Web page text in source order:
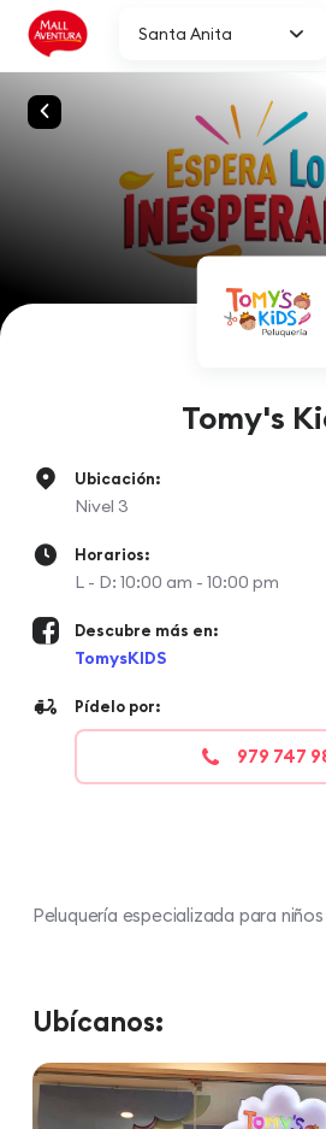
Santa Anita
Tomy's
Ubicación:
Nivel 3
Horarios:
L - D: 10:00 am - 10:00 pm
Descubre más en:
TomysKIDS
Pídelo por:
979 747
Peluquería especializada para niños
Ubícanos: